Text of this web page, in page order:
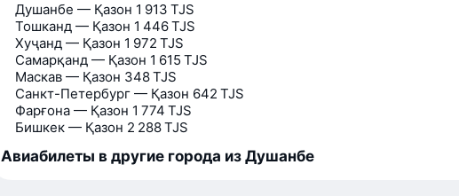
Душанбе — Қазон 1 913 TJS
Тошканд — Қазон 1 446 TJS
Хуҷанд — Қазон 1 972 TJS
Самарқанд — Қазон 1 615 TJS
Маскав — Қазон 348 TJS
Санкт-Петербург — Қазон 642 TJS
Фарғона — Қазон 1 774 TJS
Бишкек — Қазон 2 288 TJS
Авиабилеты в другие города из Душанбе